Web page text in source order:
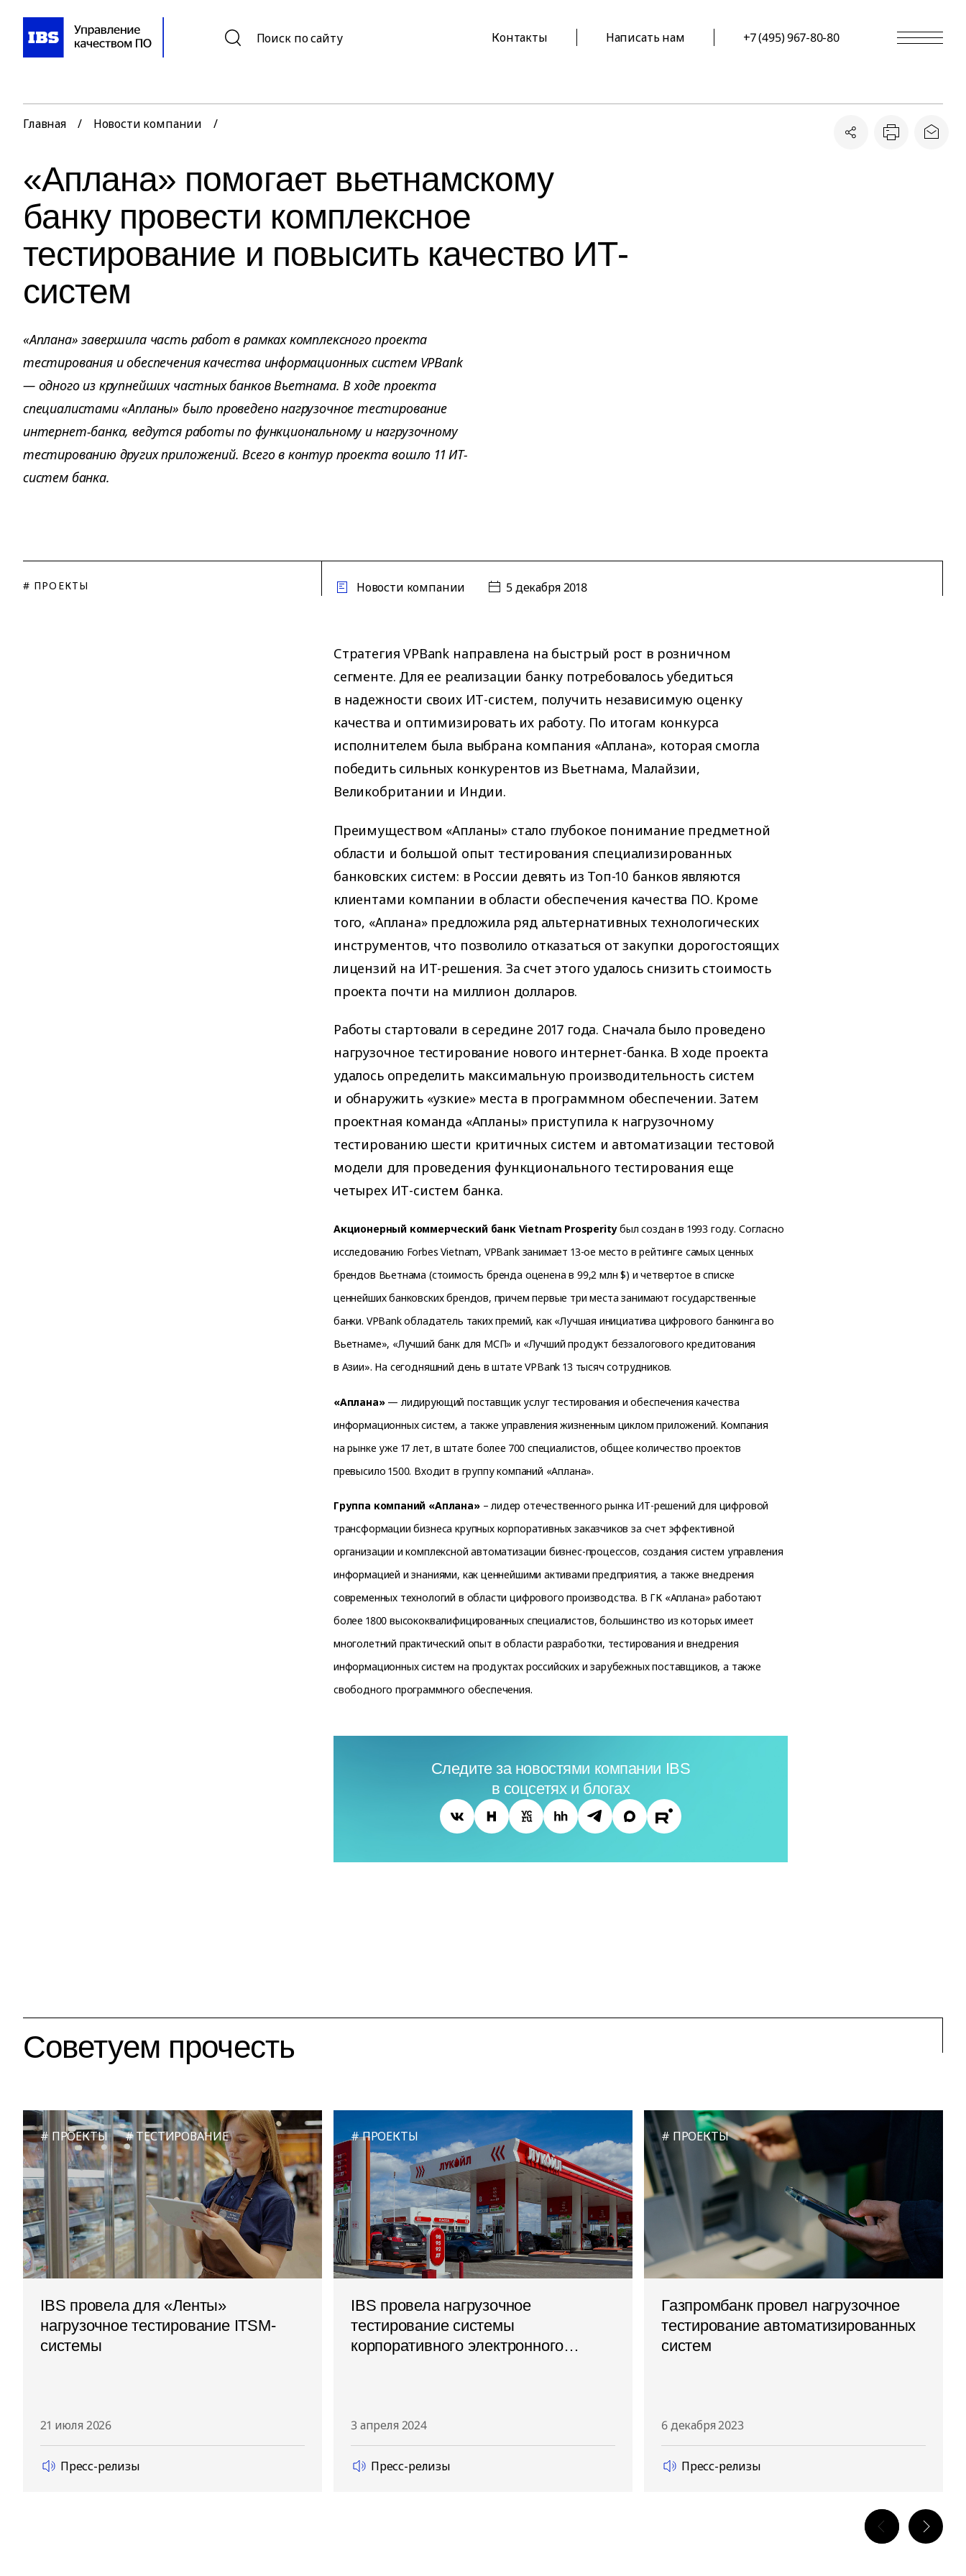
Поиск по сайту Контакты Написать нам +7 (495) 967-80-80
Главная / Новости компании /
«Аплана» помогает вьетнамскому
банку провести комплексное
тестирование и повысить качество ИТ-
систем
«Аплана» завершила часть работ в рамках комплексного проекта
тестирования и обеспечения качества информационных систем VPBank
— одного из крупнейших частных банков Вьетнама. В ходе проекта
специалистами «Апланы» было проведено нагрузочное тестирование
интернет-банка, ведутся работы по функциональному и нагрузочному
тестированию других приложений. Всего в контур проекта вошло 11 ИТ-
систем банка.
# ПРОЕКТЫ Новости компании 5 декабря 2018
Стратегия VPBank направлена на быстрый рост в розничном
сегменте. Для ее реализации банку потребовалось убедиться
в надежности своих ИТ-систем, получить независимую оценку
качества и оптимизировать их работу. По итогам конкурса
исполнителем была выбрана компания «Аплана», которая смогла
победить сильных конкурентов из Вьетнама, Малайзии,
Великобритании и Индии.
Преимуществом «Апланы» стало глубокое понимание предметной
области и большой опыт тестирования специализированных
банковских систем: в России девять из Топ-10 банков являются
клиентами компании в области обеспечения качества ПО. Кроме
того, «Аплана» предложила ряд альтернативных технологических
инструментов, что позволило отказаться от закупки дорогостоящих
лицензий на ИТ-решения. За счет этого удалось снизить стоимость
проекта почти на миллион долларов.
Работы стартовали в середине 2017 года. Сначала было проведено
нагрузочное тестирование нового интернет-банка. В ходе проекта
удалось определить максимальную производительность систем
и обнаружить «узкие» места в программном обеспечении. Затем
проектная команда «Апланы» приступила к нагрузочному
тестированию шести критичных систем и автоматизации тестовой
модели для проведения функционального тестирования еще
четырех ИТ-систем банка.
Акционерный коммерческий банк Vietnam Prosperityбыл создан в 1993 году. Согласно
исследованию Forbes Vietnam, VPBank занимает 13-ое место в рейтинге самых ценных
брендов Вьетнама (стоимость бренда оценена в 99,2 млн $) и четвертое в списке
ценнейших банковских брендов, причем первые три места занимают государственные
банки. VPBank обладатель таких премий, как «Лучшая инициатива цифрового банкинга во
Вьетнаме», «Лучший банк для МСП» и «Лучший продукт беззалогового кредитования
в Азии». На сегодняшний день в штате VPBank 13 тысяч сотрудников.
«Аплана»— лидирующий поставщик услуг тестирования и обеспечения качества
информационных систем, а также управления жизненным циклом приложений. Компания
на рынке уже 17 лет, в штате более 700 специалистов, общее количество проектов
превысило 1500. Входит в группу компаний «Аплана».
Группа компаний «Аплана»– лидер отечественного рынка ИТ-решений для цифровой
трансформации бизнеса крупных корпоративных заказчиков за счет эффективной
организации и комплексной автоматизации бизнес-процессов, создания систем управления
информацией и знаниями, как ценнейшими активами предприятия, а также внедрения
современных технологий в области цифрового производства. В ГК «Аплана» работают
более 1800 высококвалифицированных специалистов, большинство из которых имеет
многолетний практический опыт в области разработки, тестирования и внедрения
информационных систем на продуктах российских и зарубежных поставщиков, а также
свободного программного обеспечения.
Следите за новостями компании IBS
в соцсетях и блогах
Советуем прочесть
ПРОЕКТЫ ТЕСТИРОВАНИЕ
IBS провела для «Ленты»
нагрузочное тестирование ITSM-
системы
21 июля 2026
Пресс-релизы
ПРОЕКТЫ
IBS провела нагрузочное
тестирование системы
корпоративного электронного
3 апреля 2024
Пресс-релизы
ПРОЕКТЫ
Газпромбанк провел нагрузочное
тестирование автоматизированных
систем
6 декабря 2023
Пресс-релизы